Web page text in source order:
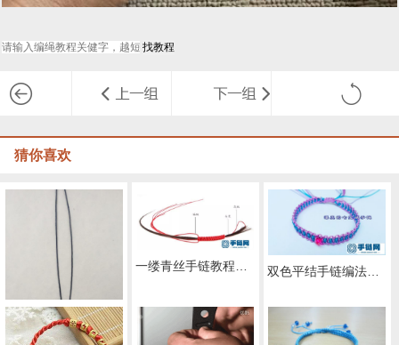
猜你喜欢